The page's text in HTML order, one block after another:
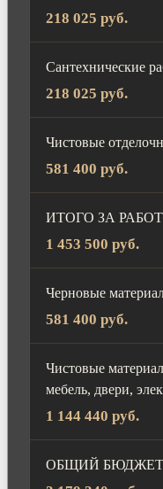
218 025 руб.
Сантехнические
218 025 руб.
Чистовые
581 400 руб.
ИТОГО ЗА
1 453 500 руб.
Черновые
581 400 руб.
Чистовые
мебель, двери,
1 144 440 руб.
ОБЩИЙ БЮДЖЕТ